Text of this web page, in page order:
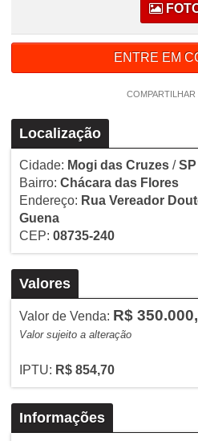
ENTRE EM
COMPARTILHAR
Localização
Cidade: Mogi das Cruzes/SP
Bairro: Chácara das Flores
Endereço: Rua Vereador
Guena
CEP: 08735-240
Valores
Valor de Venda: R$
Valor sujeito a alteração
IPTU: R$ 854,70
Informações